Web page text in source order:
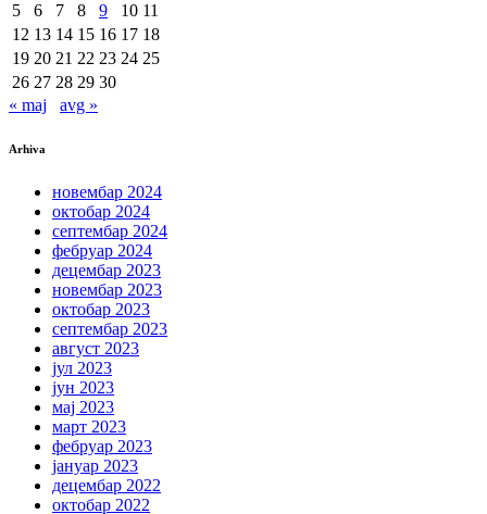
5
6 7 8 9 10 11
12 13 14 15 16 17 18
19 20 21 22 23 24 25
26 27 28 29 30
« maj
avg »
Arhiva
новембар 2024
октобар 2024
септембар 2024
фебруар 2024
децембар 2023
новембар 2023
октобар 2023
септембар 2023
август 2023
јул 2023
јун 2023
мај 2023
март 2023
фебруар 2023
јануар 2023
децембар 2022
октобар 2022